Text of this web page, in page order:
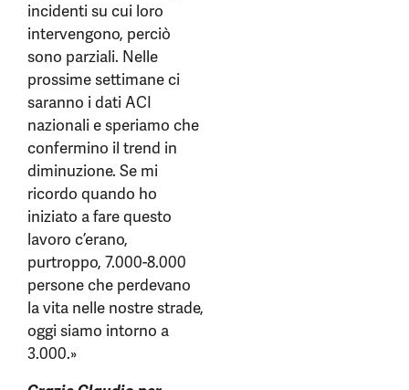
incidenti su cui loro
intervengono, perciò
sono parziali. Nelle
prossime settimane ci
saranno i dati ACI
nazionali e speriamo che
confermino il trend in
diminuzione. Se mi
ricordo quando ho
iniziato a fare questo
lavoro c’erano,
purtroppo, 7.000-8.000
persone che perdevano
la vita nelle nostre strade,
oggi siamo intorno a
3.000.»